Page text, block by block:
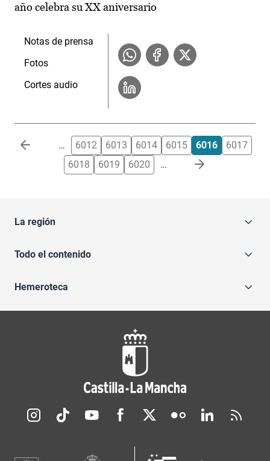
año celebra su XX aniversario
Notas de prensa
Fotos
Cortes audio
Paginación … 6012 6013 6014 6015 6016
6017
6018
6019 6020 …
La región
Todo el contenido
Hemeroteca
Redes sociales JCCM